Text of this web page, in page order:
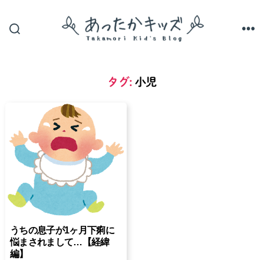
か
キ
タグ: 小児
うちの息子が1ヶ月下痢に
悩まされまして…【経緯
編】